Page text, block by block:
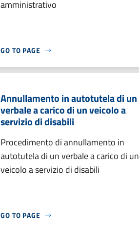
amministrativo
GO TO PAGE
Annullamento in autotutela di un
verbale a carico di un veicolo a
servizio di disabili
Procedimento di annullamento in
autotutela di un verbale a carico di un
veicolo a servizio di disabili
GO TO PAGE